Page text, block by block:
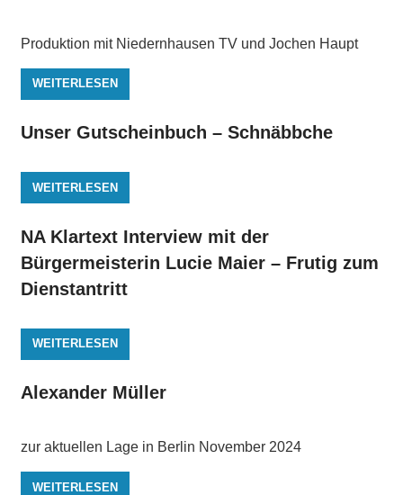
Produktion mit Niedernhausen TV und Jochen Haupt
WEITERLESEN
Unser Gutscheinbuch – Schnäbbche
WEITERLESEN
NA Klartext Interview mit der
Bürgermeisterin Lucie Maier – Frutig zum
Dienstantritt
WEITERLESEN
Alexander Müller
zur aktuellen Lage in Berlin November 2024
WEITERLESEN